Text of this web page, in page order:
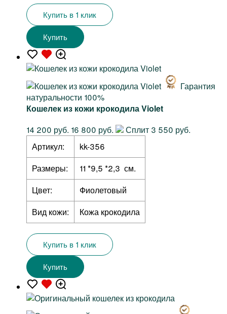
Купить в 1 клик
Купить
Гарантия
натуральности 100%
Кошелек из кожи крокодила Violet
14 200 руб. 16 800 руб.
Сплит 3 550 руб.
Артикул:
kk-356
Размеры:
11 *9,5 *2,3 см.
Цвет:
Фиолетовый
Вид кожи:
Кожа крокодила
Купить в 1 клик
Купить